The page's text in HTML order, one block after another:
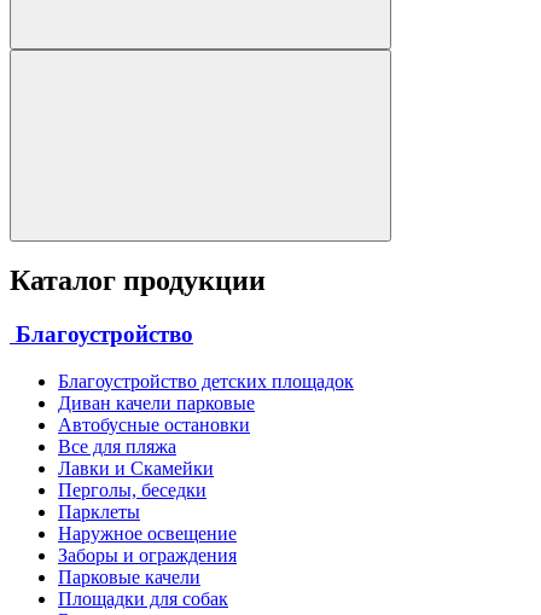
Каталог продукции
Благоустройство
Благоустройство детских площадок
Диван качели парковые
Автобусные остановки
Все для пляжа
Лавки и Скамейки
Перголы, беседки
Парклеты
Наружное освещение
Заборы и ограждения
Парковые качели
Площадки для собак